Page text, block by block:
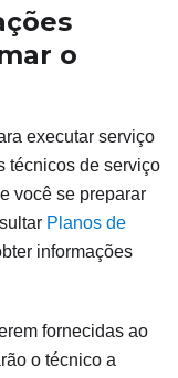
o
executar serviço
técnicos de serviço
você se preparar
Planos de
informações
fornecidas ao
o técnico a